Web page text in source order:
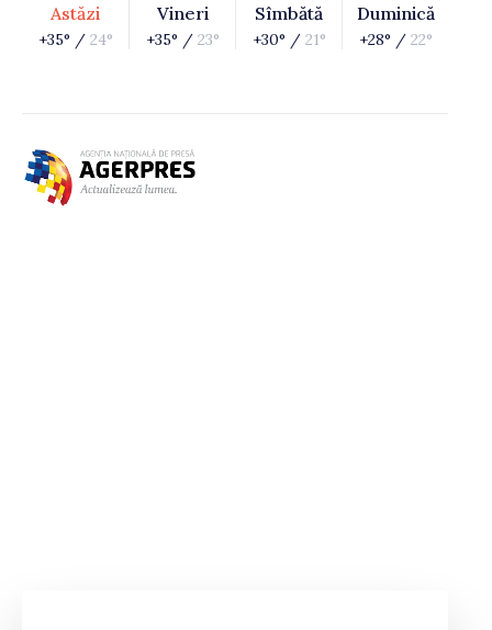
Astăzi
+35° / 24°
Vineri
+35° / 23°
Sîmbătă
+30° / 21°
Duminică
+28° / 22°